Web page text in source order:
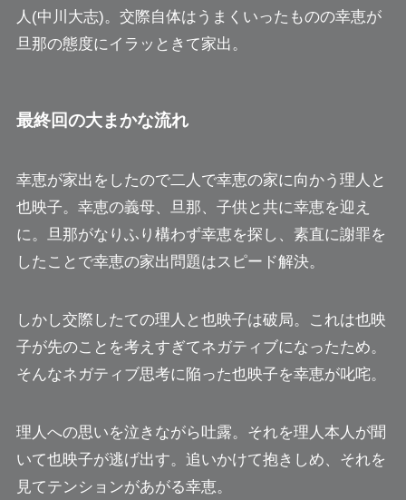
人(中川大志)。交際自体はうまくいったものの幸恵が
旦那の態度にイラッときて家出。
最終回の大まかな流れ
幸恵が家出をしたので二人で幸恵の家に向かう 理人と
也映子。幸恵の義母、旦那、子供と共に幸恵を迎え
に。旦那がなりふり構わず幸恵を探し、素直に謝罪を
したことで幸恵の家出問題はスピード解決。
しかし交際したての理人と也映子は破局。これは也映
子が先のことを考えすぎてネガティブになったため。
そんなネガティブ思考に陥った也映子を幸恵が叱咤。
理人への思いを泣きながら吐露。それを理人本人が聞
いて也映子が逃げ出す。追いかけて抱きしめ、 それを
見てテンションがあがる幸恵。